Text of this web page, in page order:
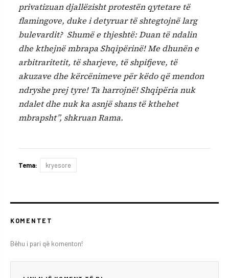
privatizuan djallëzisht protestën qytetare të
flamingove, duke i detyruar të shtegtojnë larg
bulevardit? Shumë e thjeshtë: Duan të ndalin
dhe kthejnë mbrapa Shqipërinë! Me dhunën e
arbitraritetit, të sharjeve, të shpifjeve, të
akuzave dhe kërcënimeve për këdo që mendon
ndryshe prej tyre! Ta harrojnë! Shqipëria nuk
ndalet dhe nuk ka asnjë shans të kthehet
mbrapsht”, shkruan Rama.
Tema: kryesore
KOMENTET
Bëhu i pari që komenton!